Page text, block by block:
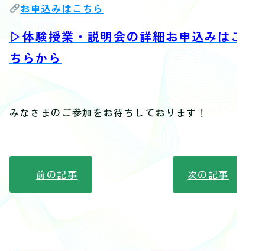
お申込みはこちら
▷体験授業・説明会の詳細お申込みはこ
ちらから
みなさまのご参加をお待ちしております！
前の記事 次の記事